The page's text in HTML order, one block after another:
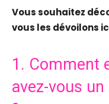
Vous souhaitez
vous les dévoilons
1. Comment
avez-vous